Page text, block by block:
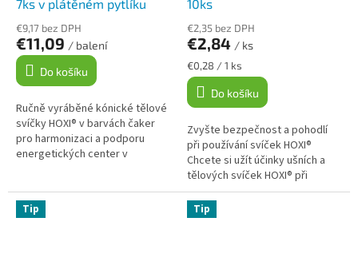
7ks v plátěném pytlíku
€9,17 bez DPH
€11,09 / balení
Do košíku
Ručně vyráběné kónické tělové
svíčky HOXI® v barvách čaker
pro harmonizaci a podporu
energetických center v
gázy a baleno v...
10ks
€2,35 bez DPH
€2,84 / ks
Měrná
cena:
€0,28 / 1 ks
Do košíku
Zvyšte bezpečnost a pohodlí
při používání svíček HOXI®
Chcete si užít účinky ušních a
tělových svíček HOXI® při
použití bez obav? Ochranná
kolečka HOXI® jsou navržena
tak, aby...
Tip Tip